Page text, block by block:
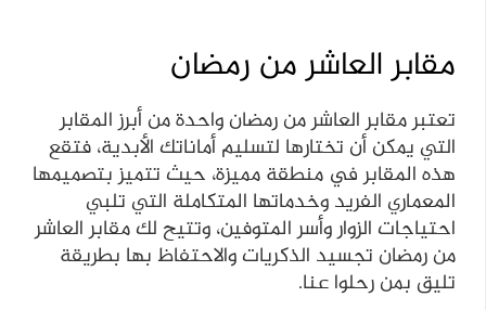
مقابر العاشر من رمضان
تعتبر مقابر العاشر من رمضان واحدة من أبرز المقابر
التي يمكن أن تختارها لتسليم أماناتك الأبدية، فتقع
هذه المقابر في منطقة مميزة، حيث تتميز بتصميمها
المعماري الفريد وخدماتها المتكاملة التي تلبي
احتياجات الزوار وأسر المتوفين، وتتيح لك مقابر العاشر
من رمضان تجسيد الذكريات والاحتفاظ بها بطريقة
تليق بمن رحلوا عنا.